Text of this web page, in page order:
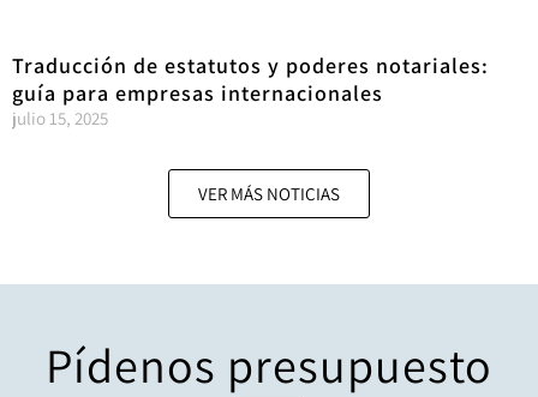
Traducción de estatutos y poderes notariales:
guía para empresas internacionales
julio 15, 2025
VER MÁS NOTICIAS
Pídenos presupuesto